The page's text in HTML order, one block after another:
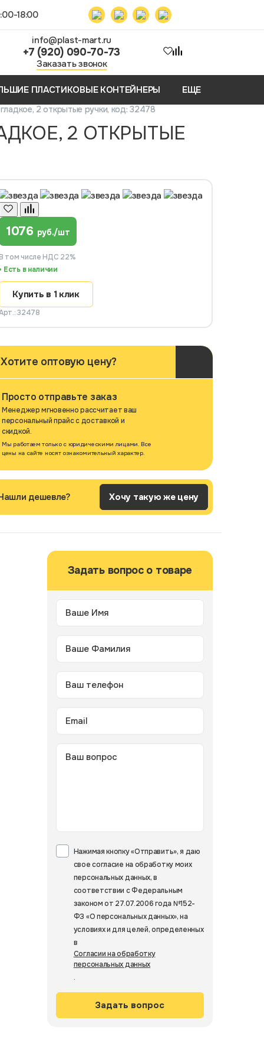
18:00
info@plast-mart.ru
+7 (920) 090-70-73
Заказать звонок
ПЛАСТИКОВЫЕ КОНТЕЙНЕРЫ ЕЩЕ
2 открытые ручки, код: 32478
2 ОТКРЫТЫЕ
1076 руб./шт
В том числе НДС 22%
Есть в наличии
Купить в 1 клик
32478
Хотите оптовую цену?
Просто отправьте заказ
Менеджер мгновенно рассчитает ваш
персональный прайс с доставкой и
скидкой.
Мы работаем только с юридическими лицами. Все
цены на сайте носят ознакомительный характер.
дешевле? Хочу такую же цену
Задать вопрос о товаре
Нажимая кнопку «Отправить», я даю
свое согласие на обработку моих
персональных данных, в
соответствии с Федеральным
законом от 27.07.2006 года №152-
ФЗ «О персональных данных», на
условиях и для целей, определенных
в
Согласии на обработку
персональных данных
.